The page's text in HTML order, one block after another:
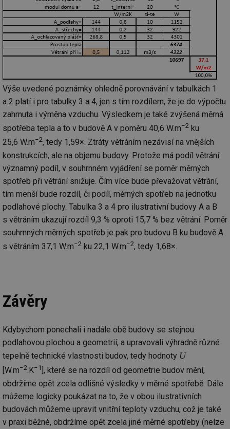
Výše uvedené poznámky ohledně porovnávání v tabulkách 1
a 2 platí i pro tabulky 3 a 4, jen s tím rozdílem, že je do výpočtu
zahrnuta i výměna vzduchu. Výsledkem je také zvýšená měrná
spotřeba tepla a to v budově A v poměru 40,6 W.m−2 ku
25,6 W.m−2, tedy 1,59×. Ztráty větráním nezávisí na vnějších
konstrukcích, ale na objemu budovy. Protože má podíl větrání
významný podíl, v souhrnném vyjádření se poměr měrných
spotřeb při větrání snižuje. Čím více bude převažovat větrání,
tím menší bude rozdíl, či podíl, měrných spotřeb na jednotku
podlahové plochy. Tabulka 3 a 4 pro ilustrativní budovy A a B
s větráním ukazují rozdíl 9,3 % oproti 15,7 % bez větrání. Poměr
souhrnných měrných spotřeb je pak pro budovu B ku budově A
s větráním 37,1 W.m−2 ku 22,1 W.m−2, tedy 1,68×.
Závěry
Kdybychom ponechali i nadále obě budovy se stejnou
podlahovou plochou a geometrií, a upravovali výhradně různé
tepelně technické vlastnosti budov, tedy hodnoty U
[W.m−2.K−1 ], které se na rozdíl od geometrie budov mění,
obdržíme opět zcela odlišné výsledky v měrné spotřebě. Dále
můžeme logicky poukázat na to, že v obou ilustrativních
budovách můžeme upravit vnitřní teploty vzduchu, což je také
v praxi běžné, obdržíme opět zcela jiné měrné spotřeby (nelze